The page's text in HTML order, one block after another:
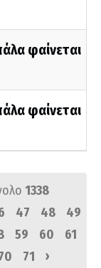
φαίνεται
φαίνεται
1338
47 48
49
59 60
61
71 ›